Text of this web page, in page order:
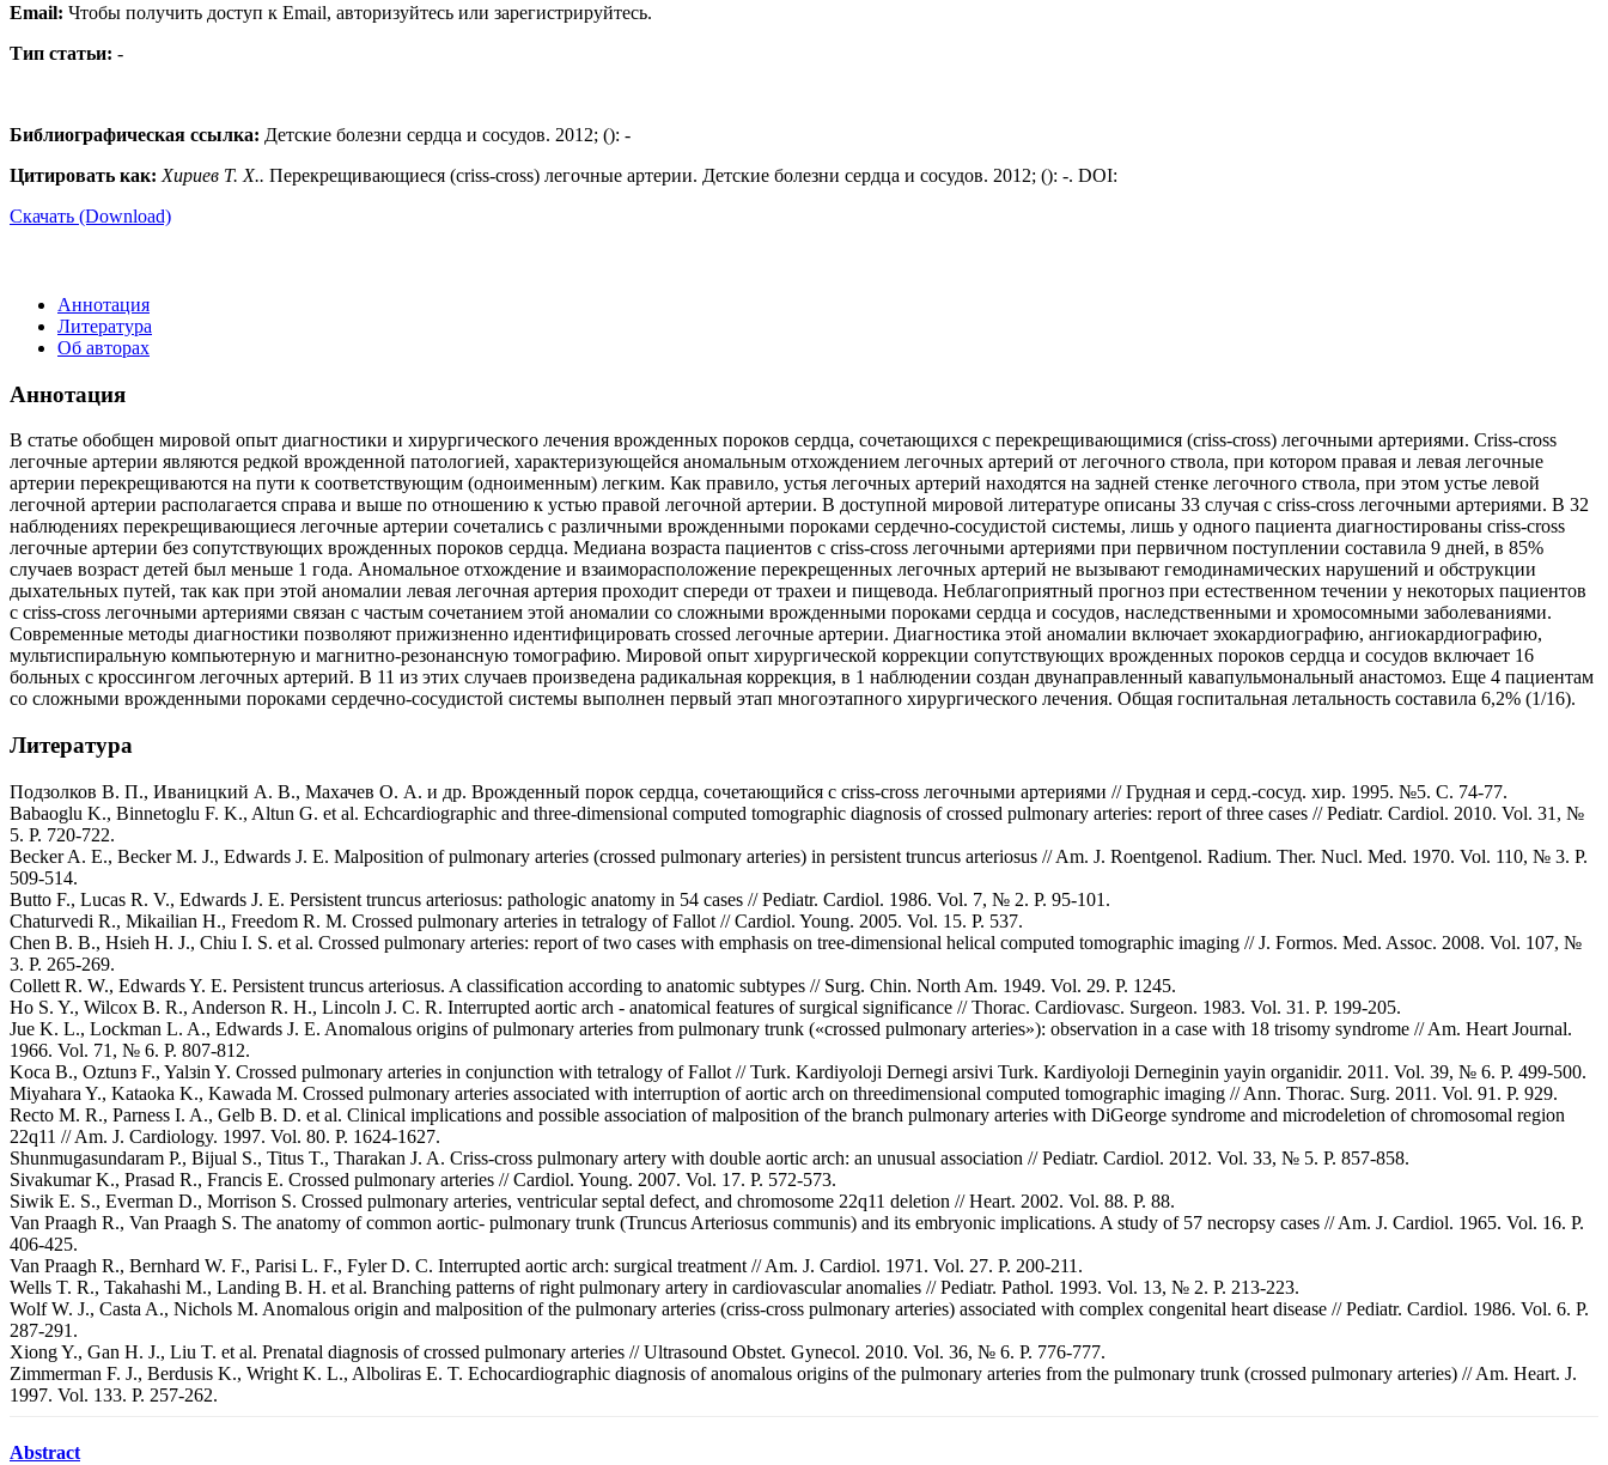
Email: Чтобы получить доступ к Email, авторизуйтесь или зарегистрируйтесь.
Тип статьи: -
Библиографическая ссылка: Детские болезни сердца и сосудов. 2012; (): -
Цитировать как: Хириев Т. Х.. Перекрещивающиеся (сriss-сross) легочные артерии. Детские болезни сердца и сосудов. 2012; (): -. DOI:
Скачать (Download)
Аннотация
Литература
Об авторах
Аннотация
В статье обобщен мировой опыт диагностики и хирургического лечения врожденных пороков сердца, сочетающихся с перекрещивающимися (сriss-сross) легочными артериями. Сriss-cross
легочные артерии являются редкой врожденной патологией, характеризующейся аномальным отхождением легочных артерий от легочного ствола, при котором правая и левая легочные
артерии перекрещиваются на пути к соответствующим (одноименным) легким. Как правило, устья легочных артерий находятся на задней стенке легочного ствола, при этом устье левой
легочной артерии располагается справа и выше по отношению к устью правой легочной артерии. В доступной мировой литературе описаны 33 случая с criss-cross легочными артериями. В 32
наблюдениях перекрещивающиеся легочные артерии сочетались с различными врожденными пороками сердечно-сосудистой системы, лишь у одного пациента диагностированы criss-cross
легочные артерии без сопутствующих врожденных пороков сердца. Медиана возраста пациентов с criss-cross легочными артериями при первичном поступлении составила 9 дней, в 85%
случаев возраст детей был меньше 1 года. Аномальное отхождение и взаиморасположение перекрещенных легочных артерий не вызывают гемодинамических нарушений и обструкции
дыхательных путей, так как при этой аномалии левая легочная артерия проходит спереди от трахеи и пищевода. Неблагоприятный прогноз при естественном течении у некоторых пациентов
с criss-cross легочными артериями связан с частым сочетанием этой аномалии со сложными врожденными пороками сердца и сосудов, наследственными и хромосомными заболеваниями.
Современные методы диагностики позволяют прижизненно идентифицировать crossed легочные артерии. Диагностика этой аномалии включает эхокардиографию, ангиокардиографию,
мультиспиральную компьютерную и магнитно-резонансную томографию. Мировой опыт хирургической коррекции сопутствующих врожденных пороков сердца и сосудов включает 16
больных с кроссингом легочных артерий. В 11 из этих случаев произведена радикальная коррекция, в 1 наблюдении создан двунаправленный кавапульмональный анастомоз. Еще 4 пациентам
со сложными врожденными пороками сердечно-сосудистой системы выполнен первый этап многоэтапного хирургического лечения. Общая госпитальная летальность составила 6,2% (1/16).
Литература
Подзолков В. П., Иваницкий А. В., Махачев О. А. и др. Врожденный порок сердца, сочетающийся с criss-cross легочными артериями // Грудная и серд.-сосуд. хир. 1995. №5. С. 74-77.
Babaoglu K., Binnetoglu F. K., Altun G. et al. Echcardiographic and three-dimensional computed tomographic diagnosis of crossed pulmonary arteries: report of three cases // Pediatr. Cardiol. 2010. Vol. 31, №
5. P. 720-722.
Becker A. E., Becker M. J., Edwards J. E. Malposition of pulmonary arteries (crossed pulmonary arteries) in persistent truncus arteriosus // Am. J. Roentgenol. Radium. Ther. Nucl. Med. 1970. Vol. 110, № 3. P.
509-514.
Butto F., Lucas R. V., Edwards J. E. Persistent truncus arteriosus: pathologic anatomy in 54 cases // Pediatr. Cardiol. 1986. Vol. 7, № 2. P. 95-101.
Chaturvedi R., Mikailian H., Freedom R. M. Crossed pulmonary arteries in tetralogy of Fallot // Cardiol. Young. 2005. Vol. 15. P. 537.
Chen B. B., Hsieh H. J., Chiu I. S. et al. Crossed pulmonary arteries: report of two cases with emphasis on tree-dimensional helical computed tomographic imaging // J. Formos. Med. Assoc. 2008. Vol. 107, №
3. P. 265-269.
Collett R. W., Edwards Y. E. Persistent truncus arteriosus. A classification according to anatomic subtypes // Surg. Chin. North Am. 1949. Vol. 29. P. 1245.
Ho S. Y., Wilcox B. R., Anderson R. H., Lincoln J. C. R. Interrupted aortic arch - anatomical features of surgical significance // Thorac. Cardiovasc. Surgeon. 1983. Vol. 31. P. 199-205.
Jue K. L., Lockman L. A., Edwards J. E. Anomalous origins of pulmonary arteries from pulmonary trunk («crossed pulmonary arteries»): observation in a case with 18 trisomy syndrome // Am. Heart Journal.
1966. Vol. 71, № 6. P. 807-812.
Koca B., Oztunз F., Yalзin Y. Crossed pulmonary arteries in conjunction with tetralogy of Fallot // Turk. Kardiyoloji Dernegi arsivi Turk. Kardiyoloji Derneginin yayin organidir. 2011. Vol. 39, № 6. P. 499-500.
Miyahara Y., Kataoka K., Kawada M. Crossed pulmonary arteries associated with interruption of aortic arch on threedimensional computed tomographic imaging // Ann. Thorac. Surg. 2011. Vol. 91. P. 929.
Recto M. R., Parness I. A., Gelb B. D. et al. Clinical implications and possible association of malposition of the branch pulmonary arteries with DiGeorge syndrome and microdeletion of chromosomal region
22q11 // Am. J. Cardiology. 1997. Vol. 80. P. 1624-1627.
Shunmugasundaram P., Bijual S., Titus T., Tharakan J. A. Criss-cross pulmonary artery with double aortic arch: an unusual association // Pediatr. Cardiol. 2012. Vol. 33, № 5. P. 857-858.
Sivakumar K., Prasad R., Francis E. Crossed pulmonary arteries // Cardiol. Young. 2007. Vol. 17. P. 572-573.
Siwik E. S., Everman D., Morrison S. Crossed pulmonary arteries, ventricular septal defect, and chromosome 22q11 deletion // Heart. 2002. Vol. 88. P. 88.
Van Praagh R., Van Praagh S. The anatomy of common aortic- pulmonary trunk (Truncus Arteriosus communis) and its embryonic implications. A study of 57 necropsy cases // Am. J. Cardiol. 1965. Vol. 16. P.
406-425.
Van Praagh R., Bernhard W. F., Parisi L. F., Fyler D. C. Interrupted aortic arch: surgical treatment // Am. J. Cardiol. 1971. Vol. 27. P. 200-211.
Wells T. R., Takahashi M., Landing B. H. et al. Branching patterns of right pulmonary artery in cardiovascular anomalies // Pediatr. Pathol. 1993. Vol. 13, № 2. P. 213-223.
Wolf W. J., Casta A., Nichols M. Anomalous origin and malposition of the pulmonary arteries (criss-cross pulmonary arteries) associated with complex congenital heart disease // Pediatr. Cardiol. 1986. Vol. 6. P.
287-291.
Xiong Y., Gan H. J., Liu T. et al. Prenatal diagnosis of crossed pulmonary arteries // Ultrasound Obstet. Gynecol. 2010. Vol. 36, № 6. P. 776-777.
Zimmerman F. J., Berdusis K., Wright K. L., Alboliras E. T. Echocardiographic diagnosis of anomalous origins of the pulmonary arteries from the pulmonary trunk (crossed pulmonary arteries) // Am. Heart. J.
1997. Vol. 133. P. 257-262.
Abstract